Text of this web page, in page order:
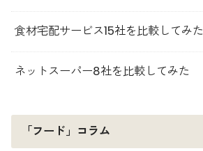
食材宅配サービス15社を比較してみた
ネットスーパー8社を比較してみた
「フード」コラム